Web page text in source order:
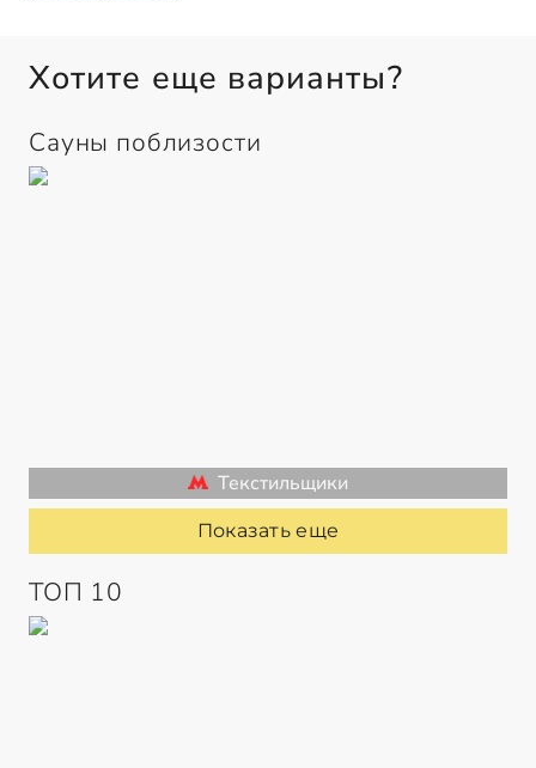
Хотите еще варианты?
Сауны поблизости
Текстильщики
Показать еще
ТОП 10